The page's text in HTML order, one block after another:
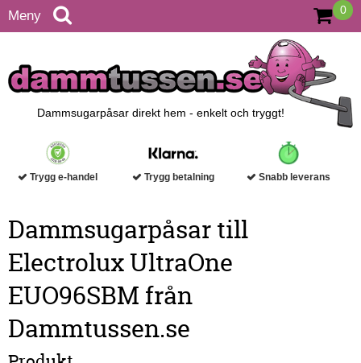
Meny 0
Dammsugarpåsar direkt hem - enkelt och tryggt!
Trygg e-handel Trygg betalning Snabb leverans
Dammsugarpåsar till
Electrolux UltraOne
EUO96SBM från
Dammtussen.se